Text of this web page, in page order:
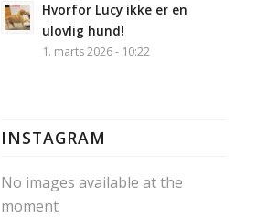
Hvorfor Lucy ikke er en
ulovlig hund!
1. marts 2026 - 10:22
INSTAGRAM
No images available at the
moment